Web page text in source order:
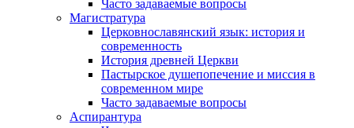
Часто задаваемые вопросы
Магистратура
Церковнославянский язык: история и
современность
История древней Церкви
Пастырское душепопечение и миссия в
современном мире
Часто задаваемые вопросы
Аспирантура